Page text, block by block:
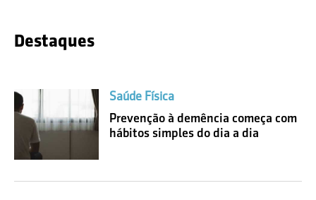
Destaques
Saúde Física
Prevenção à demência começa com
hábitos simples do dia a dia